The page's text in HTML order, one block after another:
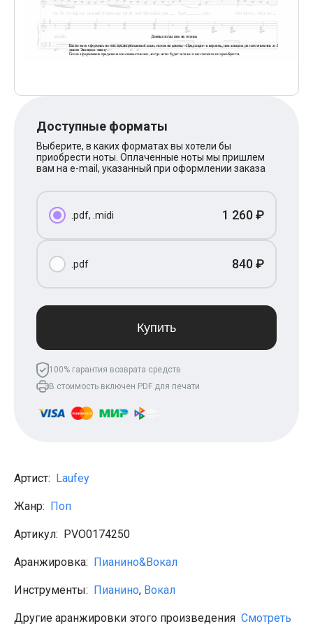
XOLIDAYBOY
Ваня Дмитриенко
Анна Герман
Полина Гагарина
HammAli
Billie Eilish
Макс Корж
Алена Швец
Руки Вверх
Мария Чайковская
Клава Кока
Владимир Пресняков
Мари Краймбрери
Лариса Долина
Король и шут
ДДТ
Сплин
Агата Кристи
Чиж
KSB
Доступные форматы
Выберите, в каких форматах вы хотели бы
приобрести ноты. Оплаченные ноты мы пришлем
вам на e-mail, указанный при оформлении заказа
.pdf, .midi 1 260 ₽
.pdf 840 ₽
Купить
100% гарантия возврата средств
В стоимость включен PDF для печати
Артист: Laufey
Жанр: Поп
Артикул: PVO0174250
Аранжировка: Пианино&Вокал
Инструменты: Пианино, Вокал
Другие аранжировки этого произведения Смотреть